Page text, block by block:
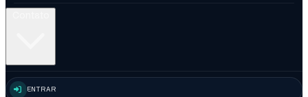
ENTRAR